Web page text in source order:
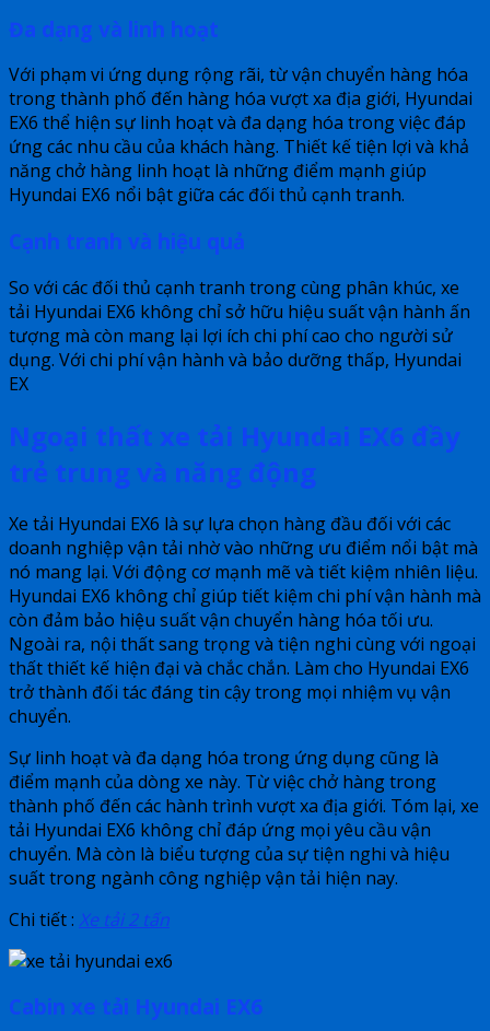
Đa dạng và linh hoạt
Với phạm vi ứng dụng rộng rãi, từ vận chuyển hàng hóa
trong thành phố đến hàng hóa vượt xa địa giới, Hyundai
EX6 thể hiện sự linh hoạt và đa dạng hóa trong việc đáp
ứng các nhu cầu của khách hàng. Thiết kế tiện lợi và khả
năng chở hàng linh hoạt là những điểm mạnh giúp
Hyundai EX6 nổi bật giữa các đối thủ cạnh tranh.
Cạnh tranh và hiệu quả
So với các đối thủ cạnh tranh trong cùng phân khúc, xe
tải Hyundai EX6 không chỉ sở hữu hiệu suất vận hành ấn
tượng mà còn mang lại lợi ích chi phí cao cho người sử
dụng. Với chi phí vận hành và bảo dưỡng thấp, Hyundai
EX
Ngoại thất xe tải Hyundai EX6 đầy
trẻ trung và năng động
Xe tải Hyundai EX6 là sự lựa chọn hàng đầu đối với các
doanh nghiệp vận tải nhờ vào những ưu điểm nổi bật mà
nó mang lại. Với động cơ mạnh mẽ và tiết kiệm nhiên liệu.
Hyundai EX6 không chỉ giúp tiết kiệm chi phí vận hành mà
còn đảm bảo hiệu suất vận chuyển hàng hóa tối ưu.
Ngoài ra, nội thất sang trọng và tiện nghi cùng với ngoại
thất thiết kế hiện đại và chắc chắn. Làm cho Hyundai EX6
trở thành đối tác đáng tin cậy trong mọi nhiệm vụ vận
chuyển.
Sự linh hoạt và đa dạng hóa trong ứng dụng cũng là
điểm mạnh của dòng xe này. Từ việc chở hàng trong
thành phố đến các hành trình vượt xa địa giới. Tóm lại, xe
tải Hyundai EX6 không chỉ đáp ứng mọi yêu cầu vận
chuyển. Mà còn là biểu tượng của sự tiện nghi và hiệu
suất trong ngành công nghiệp vận tải hiện nay.
Chi tiết : Xe tải 2 tấn
Cabin xe tải Hyundai EX6